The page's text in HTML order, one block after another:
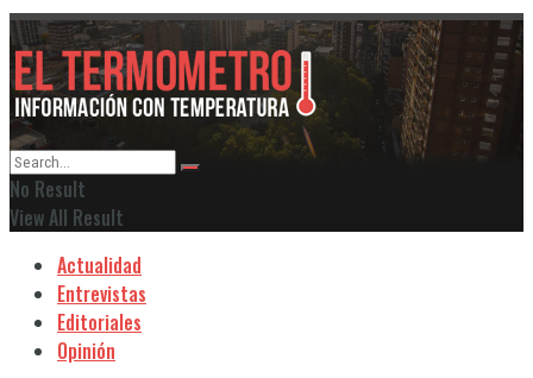
No Result
View All Result
Actualidad
Entrevistas
Editoriales
Opinión